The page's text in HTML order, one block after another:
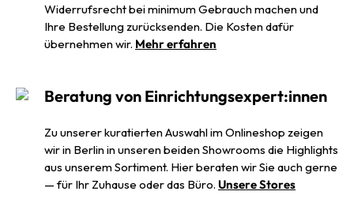
Widerrufsrecht bei minimum Gebrauch machen und
Ihre Bestellung zurücksenden. Die Kosten dafür
übernehmen wir. Mehr erfahren
Beratung von Einrichtungsexpert:innen
Zu unserer kuratierten Auswahl im Onlineshop zeigen
wir in Berlin in unseren beiden Showrooms die Highlights
aus unserem Sortiment. Hier beraten wir Sie auch gerne
— für Ihr Zuhause oder das Büro. Unsere Stores